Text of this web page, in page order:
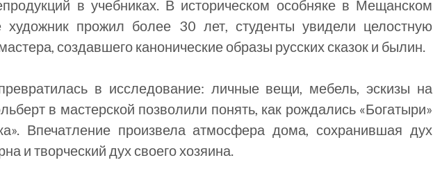
в учебниках. В историческом особняке в Мещанском
художник прожил более 30 лет, студенты увидели целостную
создавшего канонические образы русских сказок и былин.
в исследование: личные вещи, мебель, эскизы на
в мастерской позволили понять, как рождались «Богатыри»
Впечатление произвела атмосфера дома, сохранившая дух
и творческий дух своего хозяина.